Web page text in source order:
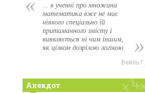
... в ученні про множини
математика вже не має
ніякого спеціально їй
притаманного змісту і
виявляється ні чим іншим,
як цілком дозрілою логікою.
Вейль Г.
Анекдот